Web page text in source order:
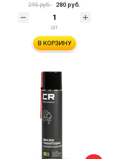
295 руб. 280 руб.
шт
В КОРЗИНУ